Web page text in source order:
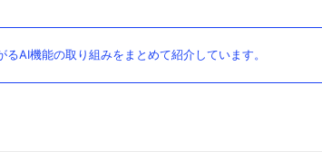
AI機能の取り組みをまとめて紹介しています。